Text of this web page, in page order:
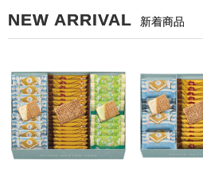
NEW ARRIVAL 新着商品